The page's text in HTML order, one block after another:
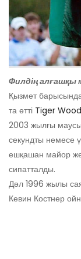
Филдің алғашқы
Қызмет
та өтті Tiger
2003 жылғы
секундты немесе
ешқашан майор
сипатталды.
Дәл 1996 жылы
Кевин Костнер